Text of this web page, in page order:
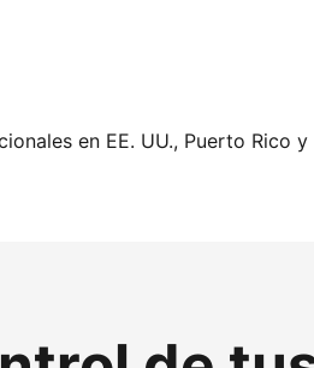
en EE. UU., Puerto Rico